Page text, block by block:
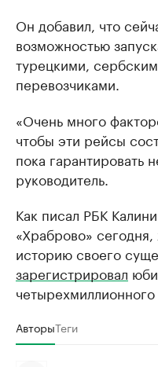
Он добавил, что
возможностью
турецкими,
перевозчиками.
«Очень много
чтобы эти рейсы
пока гарантировать
руководитель.
Как писал РБК
«Храброво»
историю своего
зарегистрировал
АвторыТеги